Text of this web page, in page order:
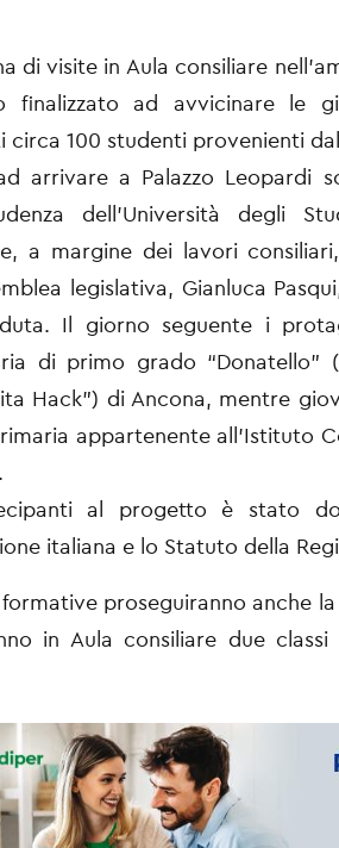
di visite in Aula consiliare
finalizzato ad avvicinare le
circa 100 studenti provenienti
arrivare a Palazzo Leopardi
dell’Università degli
a margine dei lavori
legislativa, Gianluca
Il giorno seguente i
di primo grado “Donatello”
Hack”) di Ancona, mentre
appartenente all’Istituto
al progetto è stato
italiana e lo Statuto della
proseguiranno anche
in Aula consiliare due